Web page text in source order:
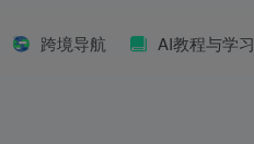
跨境导航 AI教程与学习